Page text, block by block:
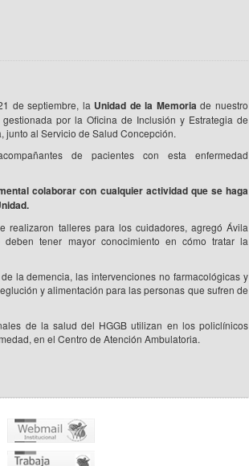
de septiembre, la Unidad de la Memoriade nuestro
por la Oficina de Inclusión y Estrategia de
junto al Servicio de Salud Concepción.
de pacientes con esta enfermedad
colaborar con cualquier actividad que se haga
realizaron talleres para los cuidadores, agregó Ávila
tener mayor conocimiento en cómo tratar la
la demencia, las intervenciones no farmacológicas y
y alimentación para las personas que sufren de
de la salud del HGGB utilizan en los policlínicos
en el Centro de Atención Ambulatoria.